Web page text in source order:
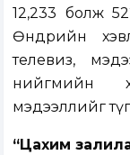
12,233 болж
Өнөөдрийн
телевиз,
нийгмийн
мэдээллийг
“Цахим